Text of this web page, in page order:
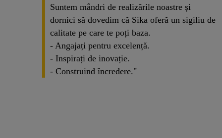
Suntem mândri de realizările noastre și
dornici să dovedim că Sika oferă un sigiliu de
calitate pe care te poți baza.
- Angajați pentru excelență.
- Inspirați de inovație.
- Construind încredere."